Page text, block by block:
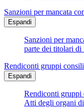
Sanzioni per mancata
Espandi
Sanzioni per
parte dei titolari
Rendiconti gruppi
Espandi
Rendiconti gruppi
Atti degli organi